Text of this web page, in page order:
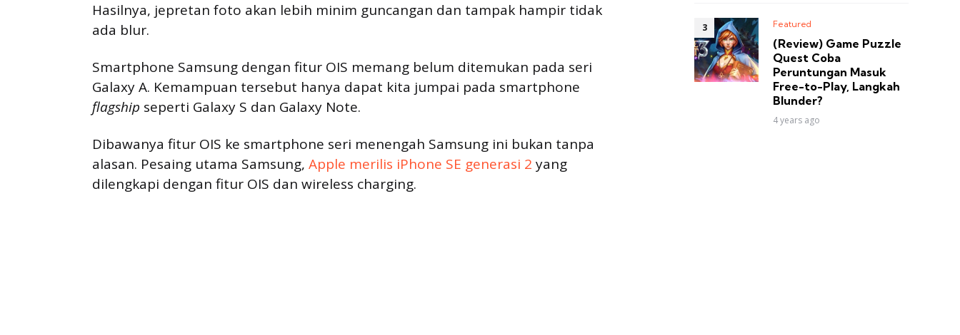
Hasilnya, jepretan foto akan lebih minim guncangan dan tampak hampir tidak
ada blur.
Smartphone Samsung dengan fitur OIS memang belum ditemukan pada seri
Galaxy A. Kemampuan tersebut hanya dapat kita jumpai pada smartphone
flagship seperti Galaxy S dan Galaxy Note.
Dibawanya fitur OIS ke smartphone seri menengah Samsung ini bukan tanpa
alasan. Pesaing utama Samsung, Apple merilis iPhone SE generasi 2 yang
dilengkapi dengan fitur OIS dan wireless charging.
Featured
(Review) Game Puzzle
Quest Coba
Peruntungan Masuk
Free-to-Play, Langkah
Blunder?
4 years ago